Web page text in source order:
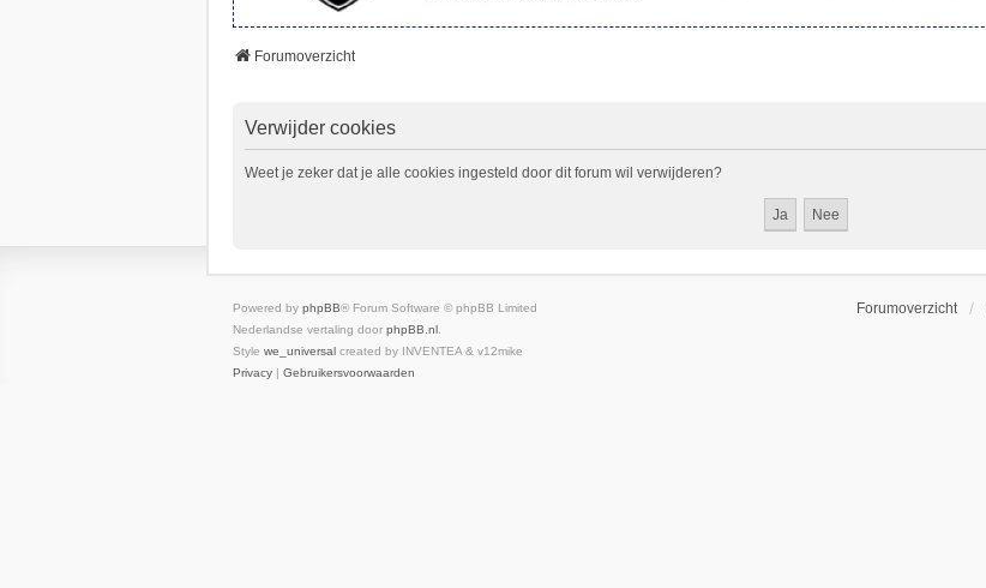
Forumoverzicht
Verwijder cookies
Weet je zeker dat je alle cookies ingesteld door dit forum wil verwijderen?
Forumoverzicht
Powered by phpBB® Forum Software © phpBB Limited
Nederlandse vertaling door phpBB.nl
Style we_universal created by INVENTEA & v12mike
Privacy | Gebruikersvoorwaarden